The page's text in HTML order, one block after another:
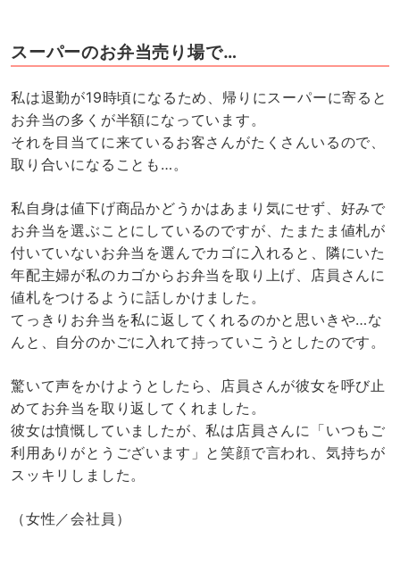
スーパーのお弁当売り場で…
私は退勤が19時頃になるため、帰りにスーパーに寄ると
お弁当の多くが半額になっています。
それを目当てに来ているお客さんがたくさんいるので、
取り合いになることも…。
私自身は値下げ商品かどうかはあまり気にせず、好みで
お弁当を選ぶことにしているのですが、たまたま値札が
付いていないお弁当を選んでカゴに入れると、隣にいた
年配主婦が私のカゴからお弁当を取り上げ、店員さんに
値札をつけるように話しかけました。
てっきりお弁当を私に返してくれるのかと思いきや…な
んと、自分のかごに入れて持っていこうとしたのです。
驚いて声をかけようとしたら、店員さんが彼女を呼び止
めてお弁当を取り返してくれました。
彼女は憤慨していましたが、私は店員さんに「いつもご
利用ありがとうございます」と笑顔で言われ、気持ちが
スッキリしました。
（女性／会社員）